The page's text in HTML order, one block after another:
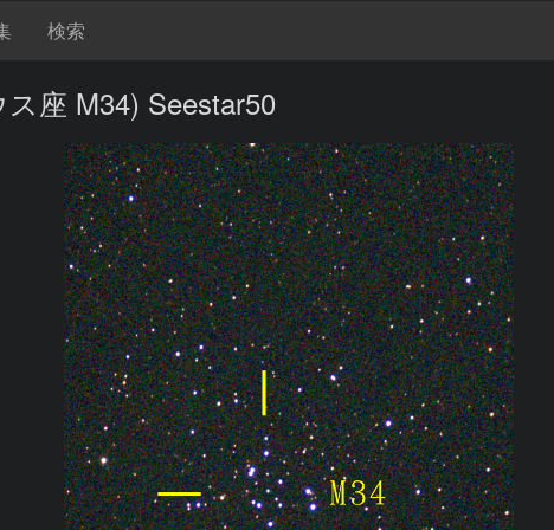
検索
座 M34) Seestar50